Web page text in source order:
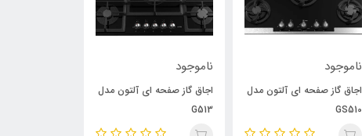
ناموجود
اجاق گاز صفحه ای آلتون مدل
GS510
ناموجود
اجاق گاز صفحه ای آلتون مدل
G513